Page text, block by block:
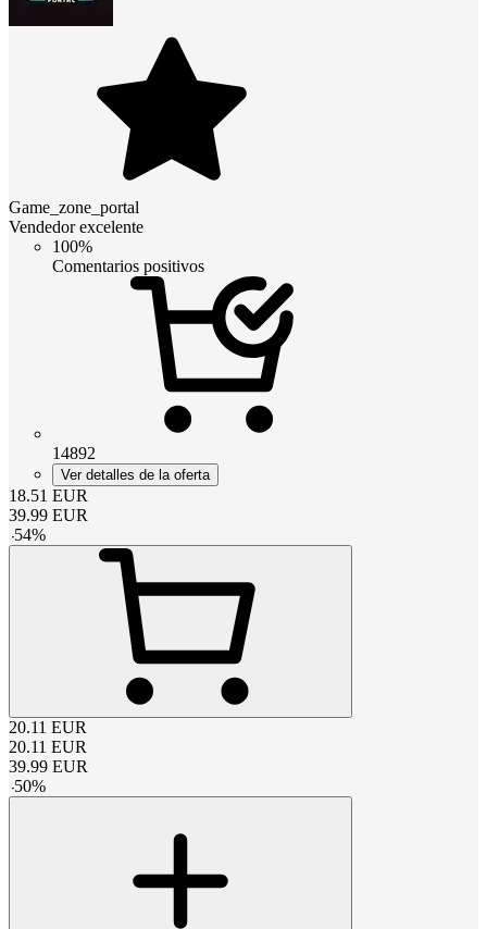
Game_zone_portal
Vendedor excelente
100%
Comentarios positivos
14892
Ver detalles de la oferta
18.51 EUR
39.99 EUR
-54%
20.11 EUR
20.11 EUR
39.99 EUR
-50%